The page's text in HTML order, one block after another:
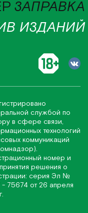
ЗАПРАВКА
ИЗДАНИЙ
службой по
в сфере связи,
технологий
коммуникаций
номер и
решения о
серия Эл №
75674 от 26 апреля